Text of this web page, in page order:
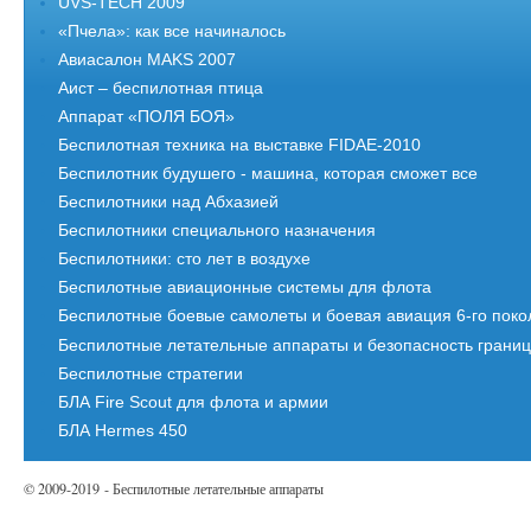
«Пчела»: как все начиналось
Авиасалон MAKS 2007
Аист – беспилотная птица
Аппарат «ПОЛЯ БОЯ»
Беспилотная техника на выставке FIDAE-2010
Беспилотник будушего - машина, которая сможет все
Беспилотники над Абхазией
Беспилотники специального назначения
Беспилотники: сто лет в воздухе
Беспилотные авиационные системы для флота
Беспилотные боевые самолеты и боевая авиация 6-го
Беспилотные летательные аппараты и безопасность границ
Беспилотные стратегии
БЛА Fire Scout для флота и армии
БЛА Hermes 450
© 2009-2019 - Беспилотные летательные аппараты